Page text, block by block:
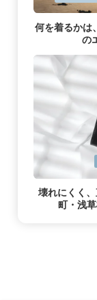
済
何を着るかは
の
に
載
済
壊れにくく
町・浅